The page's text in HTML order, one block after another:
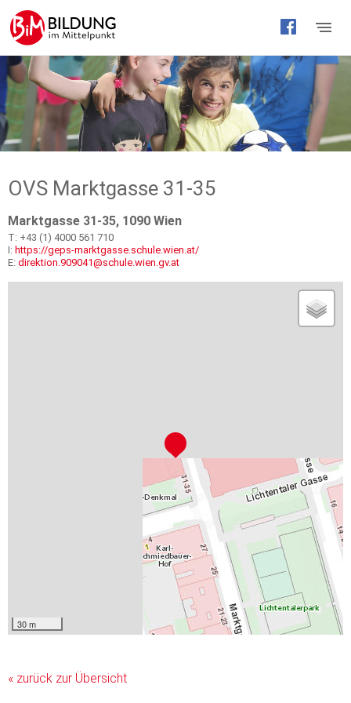
Barrierefreie
Bedienung
der
Webseite
OVS Marktgasse 31-35
Marktgasse 31-35, 1090 Wien
T: +43 (1) 4000 561 710
I: https://geps-marktgasse.schule.wien.at/
E: direktion.909041@schule.wien.gv.at
30 m
« zurück zur Übersicht